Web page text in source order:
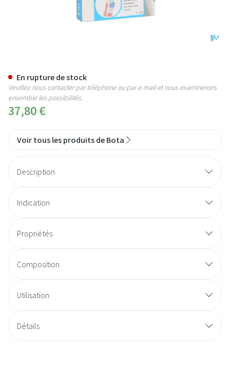
37,80 €
En rupture de stock
Veuillez nous contacter par téléphone ou par e-mail et nous examinerons
ensemble les possibilités.
Voir tous les produits de Bota
Description
Indication
Propriétés
Composition
Utilisation
Détails